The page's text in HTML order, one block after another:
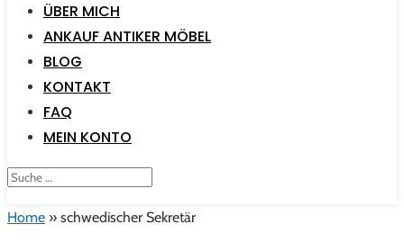
ÜBER MICH
ANKAUF ANTIKER MÖBEL
BLOG
KONTAKT
FAQ
MEIN KONTO
Home » schwedischer Sekretär